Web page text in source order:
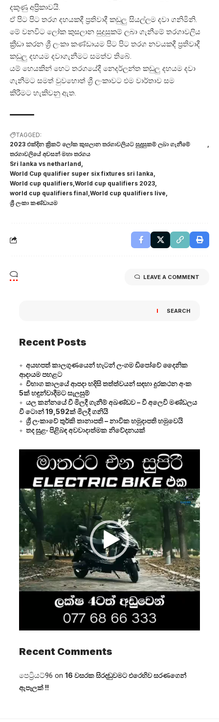
දකුණු අප්‍රිකාවයි.
ඒ පිට පිට තරග දහයකදී ප්‍රතිවාදී කඩුලු සියල්ලම දවා ගනිමිනි.
මේ වනවිට ලෝක කුසලාන සුදුසුකම් ලබා ගැනීමේ තරගාවලිය
ක්‍රීඩා කරන ශ්‍රී ලංකා කණ්ඩායම පිට පිට තරග නවයකදී ප්‍රතිවාදී
කඩුලු දහයම දවාගැනීමට සමත්ව තිබේ.
යම් හෙයකින් හෙට තරගයේදී නෙදර්ලන්ත කඩුලු දහයම දවා
ගැනීමට සමත් වුවහොත් ශ්‍රී ලංකාවට එම වාර්තාව සම
කිරීමට හැකිවනු ඇත.
TAGGED:
2023 එක්දින ක්‍රිකට් ලෝක කුසලාන තරගාවලියට සුදුසුකම් ලබා ගැනීමේ
තරගාවලියේ අවසන් මහා තරගය
Sri lanka vs netharland
World Cup qualifier super six fixtures sri lanka
World cup qualifiers World cup qualifiers 2023
world cup qualifiers final World cup qualifiers live
ශ්‍රී ලංකා කණ්ඩායම
LEAVE A COMMENT
SEARCH
Recent Posts
අයහපත් කාලගුණයෙන් හැටන් ලංගම ඩිපෝවේ දෛනික
ආදායම පහළට
විභාග කාලයේ ආපදා හදිසි තත්ත්වයන් සඳහා දුරකථන අංක
5ක් හඳුන්වාදීමට සැලසුම්
යල කන්නයේ වී මිලදී ගැනීම් අඛණ්ඩව – වී අලෙවි මණ්ඩලය
වී ටොන් 19,592ක් මිලදී ගනියි
ශ්‍රී ලංකාවේ තුර්කි තානාපති – නාවික හමුදාපති හමුවෙයි
තද සුළං පිළිබඳ අවවාදාත්මක නිවේදනයක්
Player
Recent Comments
පෙට්‍රියට්96 on 16 වසරක සිරදඬුවමට එරෙහිව සරණගෙන්
ඇපෑලක් !!